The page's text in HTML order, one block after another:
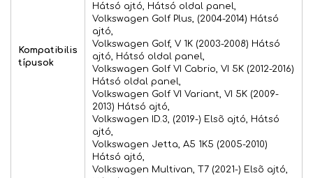
Kompatibilis
típusok
Hátsó ajtó, Hátsó oldal panel,
Volkswagen Golf Plus, (2004-2014) Hátsó
ajtó,
Volkswagen Golf, V 1K (2003-2008) Hátsó
ajtó, Hátsó oldal panel,
Volkswagen Golf VI Cabrio, VI 5K (2012-2016)
Hátsó oldal panel,
Volkswagen Golf VI Variant, VI 5K (2009-
2013) Hátsó ajtó,
Volkswagen ID.3, (2019-) Elsõ ajtó, Hátsó
ajtó,
Volkswagen Jetta, A5 1K5 (2005-2010)
Hátsó ajtó,
Volkswagen Multivan, T7 (2021-) Elsõ ajtó,